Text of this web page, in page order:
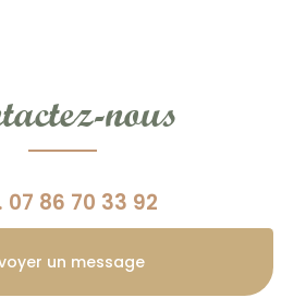
nous
07 86 70 33 92
un message